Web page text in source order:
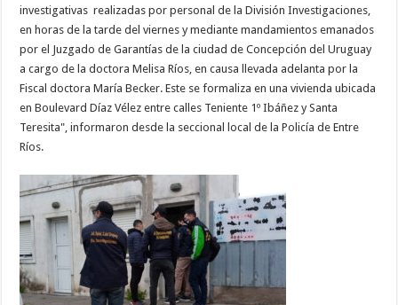
investigativas realizadas por personal de la División Investigaciones,
en horas de la tarde del viernes y mediante mandamientos emanados
por el Juzgado de Garantías de la ciudad de Concepción del Uruguay
a cargo de la doctora Melisa Ríos, en causa llevada adelanta por la
Fiscal doctora María Becker. Este se formaliza en una vivienda ubicada
en Boulevard Díaz Vélez entre calles Teniente 1º Ibáñez y Santa
Teresita", informaron desde la seccional local de la Policía de Entre
Ríos.